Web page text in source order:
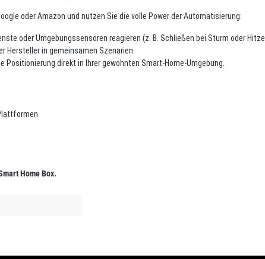
oder Amazon und nutzen Sie die volle Power der Automatisierung:
oder Umgebungssensoren reagieren (z. B. Schließen bei Sturm oder
Hersteller in gemeinsamen Szenarien.
direkt in Ihrer gewohnten Smart-Home-Umgebung.
Home Box.